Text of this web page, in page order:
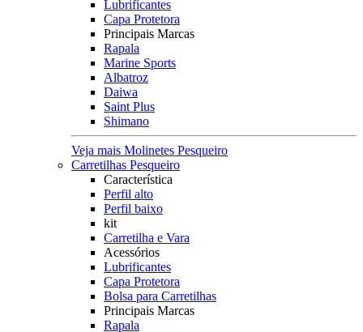
Lubrificantes
Capa Protetora
Principais Marcas
Rapala
Marine Sports
Albatroz
Daiwa
Saint Plus
Shimano
Veja mais Molinetes Pesqueiro
Carretilhas Pesqueiro
Característica
Perfil alto
Perfil baixo
kit
Carretilha e Vara
Acessórios
Lubrificantes
Capa Protetora
Bolsa para Carretilhas
Principais Marcas
Rapala